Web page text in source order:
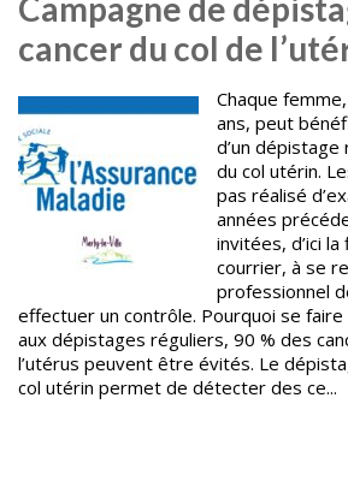
Campagne de
cancer du col de
Chaque
ans, peut
d’un
du col utérin.
pas réalisé
années
invitées, d’ici la
courrier, à se
professionnel
effectuer un contrôle. Pourquoi se
aux dépistages réguliers, 90 % des
l’utérus peuvent être évités. Le
col utérin permet de détecter des ce...